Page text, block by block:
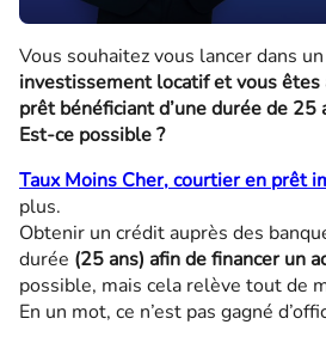
Vous souhaitez vous lancer dans un
investissement locatif et vous êtes
prêt bénéficiant d’une durée de 25
Est-ce possible ?
Taux Moins Cher, courtier en prêt
plus.
Obtenir un crédit auprès des
durée (25 ans) afin de financer un
possible, mais cela relève tout de
En un mot, ce n’est pas gagné